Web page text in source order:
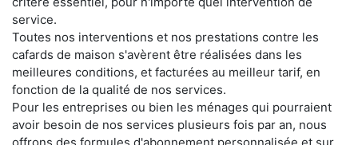
service.
Toutes nos interventions et nos prestations contre les
cafards de maison s'avèrent être réalisées dans les
meilleures conditions, et facturées au meilleur tarif, en
fonction de la qualité de nos services.
Pour les entreprises ou bien les ménages qui pourraient
avoir besoin de nos services plusieurs fois par an, nous